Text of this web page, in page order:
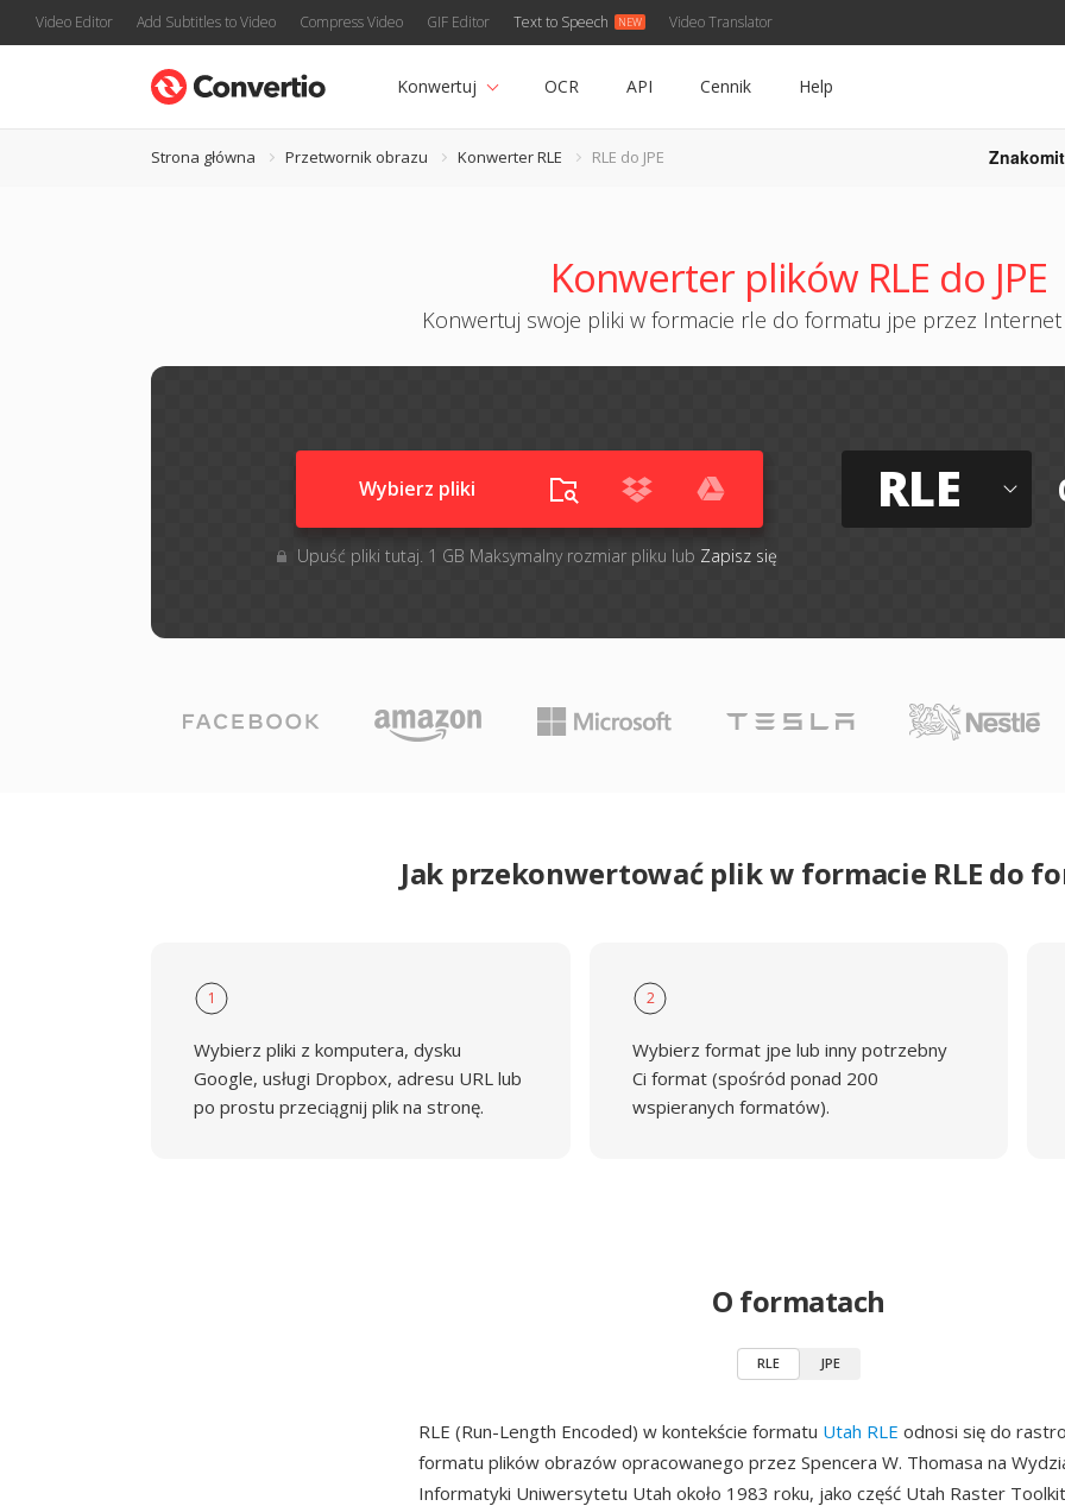
Video Editor Add Subtitles to Video Compress Video GIF Editor Text to Speech Video Translator
Konwertuj OCR API Cennik Help
Strona główna Przetwornik obrazu Konwerter RLE RLE do JPE
Konwerter plików RLE do JPE
Konwertuj swoje pliki w formacie rle do formatu jpe przez Internet
Wybierz pliki
Upuść pliki tutaj. 1 GB Maksymalny rozmiar pliku lub Zapisz się
RLE
Jak przekonwertować plik w formacie RLE do
1
Wybierz pliki z komputera, dysku
Google, usługi Dropbox, adresu URL lub
po prostu przeciągnij plik na stronę.
2
Wybierz format jpe lub inny potrzebny
Ci format (spośród ponad 200
wspieranych formatów).
O formatach
RLE JPE
RLE (Run-Length Encoded) w kontekście formatu Utah RLE odnosi się do
formatu plików obrazów opracowanego przez Spencera W. Thomasa na
Informatyki Uniwersytetu Utah około 1983 roku, jako część Utah Raster